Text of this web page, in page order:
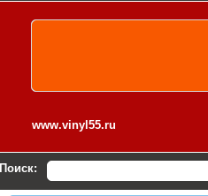
www.vinyl55.ru
Поиск: